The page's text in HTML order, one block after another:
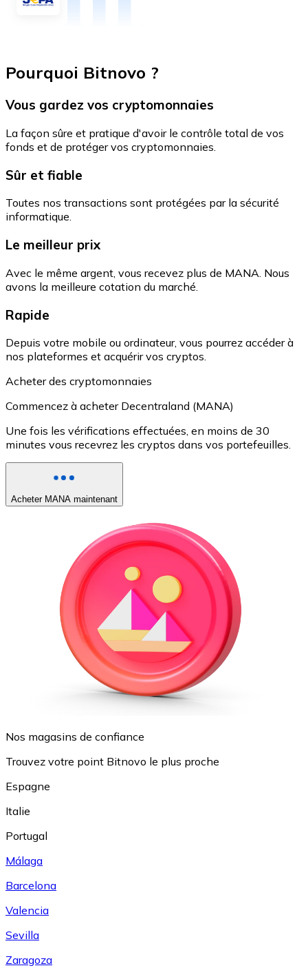
Pourquoi Bitnovo ?
Vous gardez vos cryptomonnaies
La façon sûre et pratique d'avoir le contrôle total de vos
fonds et de protéger vos cryptomonnaies.
Sûr et fiable
Toutes nos transactions sont protégées par la sécurité
informatique.
Le meilleur prix
Avec le même argent, vous recevez plus de MANA. Nous
avons la meilleure cotation du marché.
Rapide
Depuis votre mobile ou ordinateur, vous pourrez accéder à
nos plateformes et acquérir vos cryptos.
Acheter des cryptomonnaies
Commencez à acheter Decentraland (MANA)
Une fois les vérifications effectuées, en moins de 30
minutes vous recevrez les cryptos dans vos portefeuilles.
Acheter MANA maintenant
Nos magasins de confiance
Trouvez votre point Bitnovo le plus proche
Espagne
Italie
Portugal
Málaga
Barcelona
Valencia
Sevilla
Zaragoza